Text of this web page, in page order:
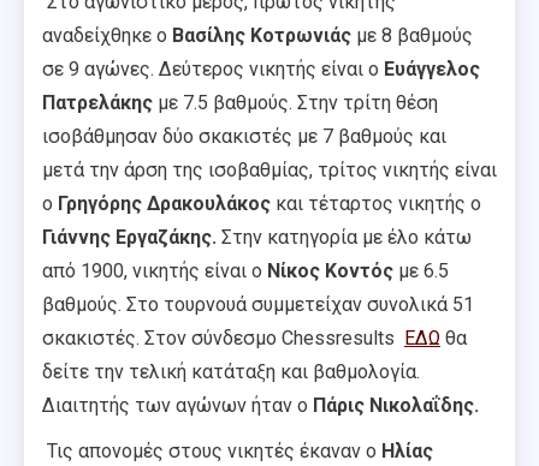
αναδείχθηκε ο Βασίλης Κοτρωνιάς με 8 βαθμούς
σε 9 αγώνες. Δεύτερος νικητής είναι ο Ευάγγελος
Πατρελάκης με 7.5 βαθμούς. Στην τρίτη θέση
ισοβάθμησαν δύο σκακιστές με 7 βαθμούς και
μετά την άρση της ισοβαθμίας, τρίτος νικητής είναι
ο Γρηγόρης Δρακουλάκος και τέταρτος νικητής ο
Γιάννης Εργαζάκης. Στην κατηγορία με έλο κάτω
από 1900, νικητής είναι ο Νίκος Κοντός με 6.5
βαθμούς. Στο τουρνουά συμμετείχαν συνολικά 51
σκακιστές. Στον σύνδεσμο Chessresults ΕΔΩ θα
δείτε την τελική κατάταξη και βαθμολογία.
Διαιτητής των αγώνων ήταν ο Πάρις Νικολαΐδης.
Τις απονομές στους νικητές έκαναν ο Ηλίας